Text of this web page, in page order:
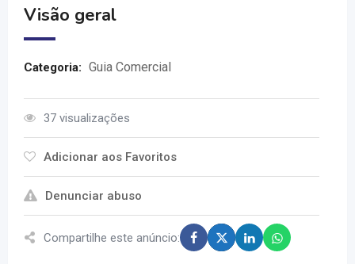
Visão geral
Categoria: Guia Comercial
37 visualizações
Adicionar aos Favoritos
Denunciar abuso
Compartilhe este anúncio: